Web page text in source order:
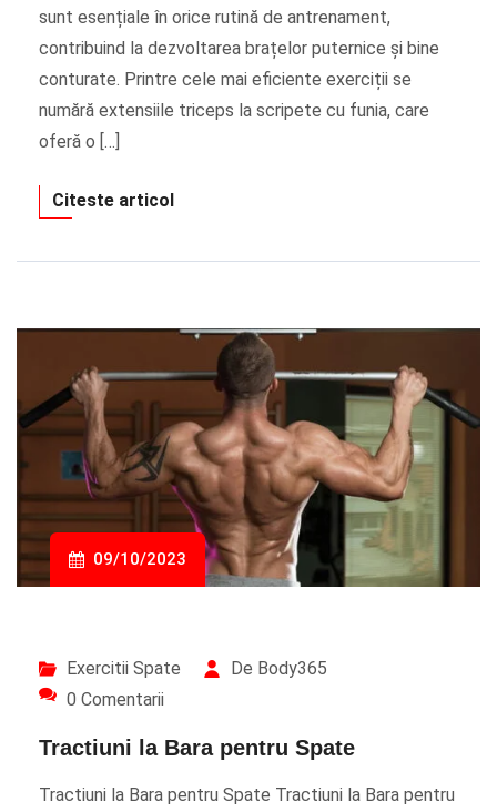
sunt esențiale în orice rutină de antrenament,
contribuind la dezvoltarea brațelor puternice și bine
conturate. Printre cele mai eficiente exerciții se
numără extensiile triceps la scripete cu funia, care
oferă o […]
Citeste articol
09/10/2023
Exercitii Spate
De Body365
0 Comentarii
Tractiuni la Bara pentru Spate
Tractiuni la Bara pentru Spate Tractiuni la Bara pentru